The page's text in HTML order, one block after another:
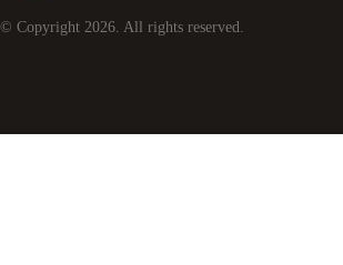
© Copyright 2026 . All rights reserved.